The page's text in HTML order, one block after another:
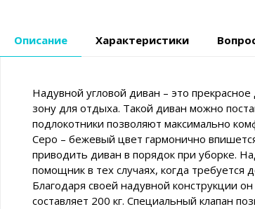
Описание Характеристики
Надувной угловой диван – это
зону для отдыха. Такой диван можно
подлокотники позволяют максимально
Серо – бежевый цвет гармонично
приводить диван в порядок при уборке.
помощник в тех случаях, когда требуется
Благодаря своей надувной конструкции
составляет 200 кг. Специальный клапан